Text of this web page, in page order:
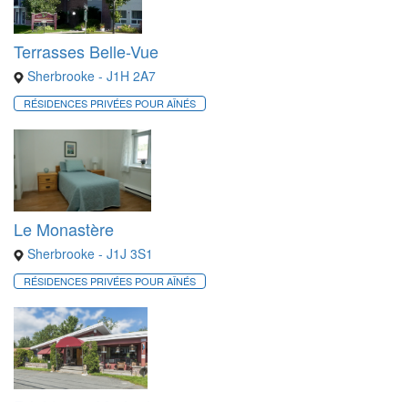
Terrasses Belle-Vue
Sherbrooke - J1H 2A7
RÉSIDENCES PRIVÉES POUR AÎNÉS
Le Monastère
Sherbrooke - J1J 3S1
RÉSIDENCES PRIVÉES POUR AÎNÉS